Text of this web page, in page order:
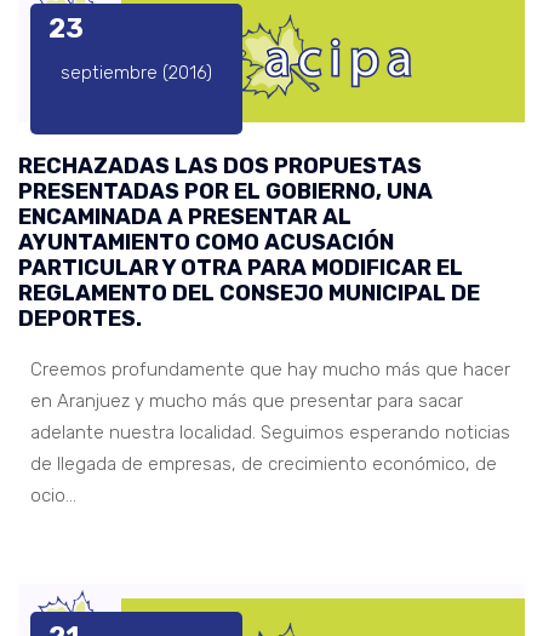
23
septiembre (2016)
RECHAZADAS LAS DOS PROPUESTAS
PRESENTADAS POR EL GOBIERNO, UNA
ENCAMINADA A PRESENTAR AL
AYUNTAMIENTO COMO ACUSACIÓN
PARTICULAR Y OTRA PARA MODIFICAR EL
REGLAMENTO DEL CONSEJO MUNICIPAL DE
DEPORTES.
Creemos profundamente que hay mucho más que hacer
en Aranjuez y mucho más que presentar para sacar
adelante nuestra localidad. Seguimos esperando noticias
de llegada de empresas, de crecimiento económico, de
ocio…